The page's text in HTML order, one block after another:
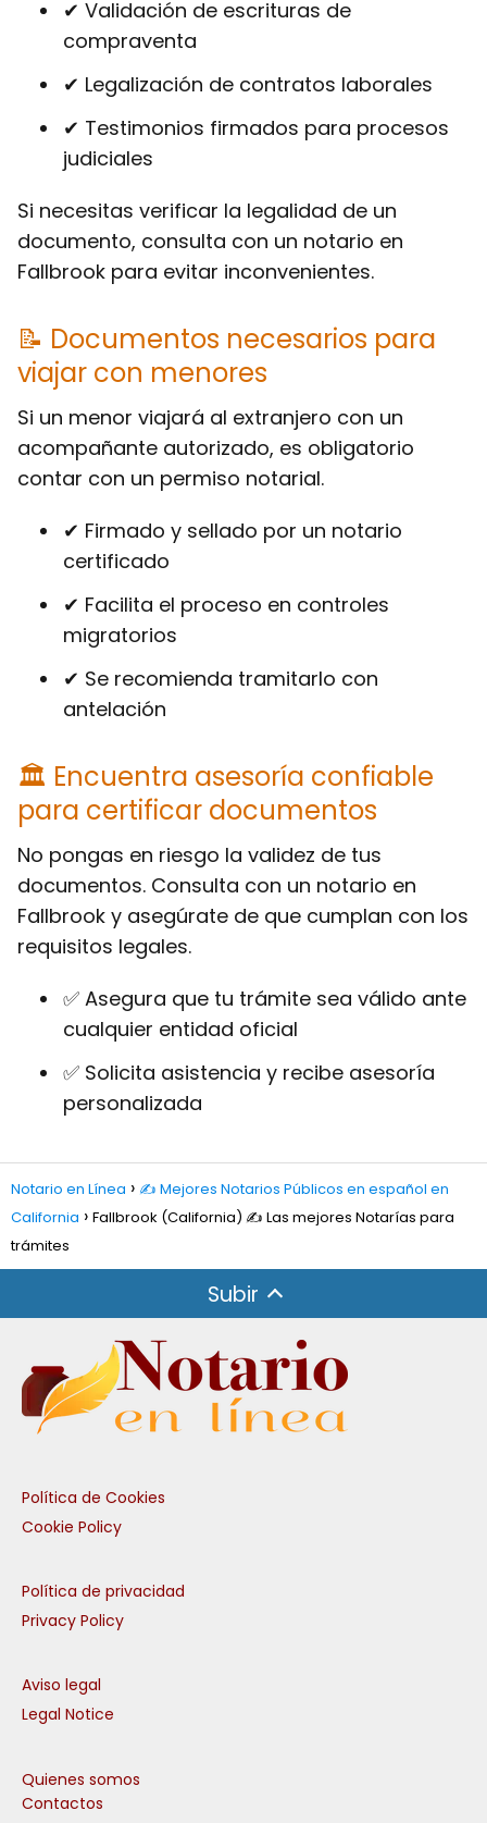
✔ Validación de escrituras de
compraventa
✔ Legalización de contratos laborales
✔ Testimonios firmados para procesos
judiciales
Si necesitas verificar la legalidad de un
documento, consulta con un notario en
Fallbrook para evitar inconvenientes.
📝 Documentos necesarios para
viajar con menores
Si un menor viajará al extranjero con un
acompañante autorizado, es obligatorio
contar con un permiso notarial.
✔ Firmado y sellado por un notario
certificado
✔ Facilita el proceso en controles
migratorios
✔ Se recomienda tramitarlo con
antelación
🏛 Encuentra asesoría confiable
para certificar documentos
No pongas en riesgo la validez de tus
documentos. Consulta con un notario en
Fallbrook y asegúrate de que cumplan con los
requisitos legales.
✅ Asegura que tu trámite sea válido ante
cualquier entidad oficial
✅ Solicita asistencia y recibe asesoría
personalizada
Notario en Línea
✍️ Mejores Notarios Públicos en español en
California
Fallbrook (California) ✍️ Las mejores Notarías para
trámites
Subir
Política de Cookies
Cookie Policy
Política de privacidad
Privacy Policy
Aviso legal
Legal Notice
Quienes somos
Contactos